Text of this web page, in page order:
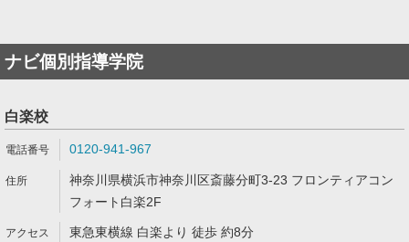
ナビ個別指導学院
白楽校
0120-941-967
神奈川県横浜市神奈川区斎藤分町3-23 フロンティアコン
フォート白楽2F
東急東横線 白楽より 徒歩 約8分